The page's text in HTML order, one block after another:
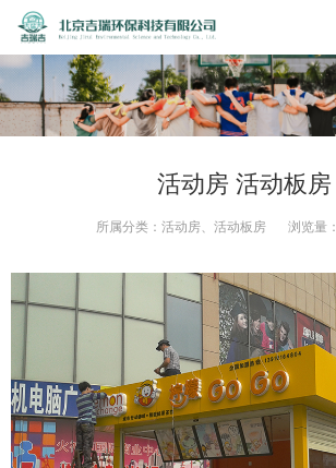
活动房 活动板房
所属分类： 活动房、活动板房 浏览量：